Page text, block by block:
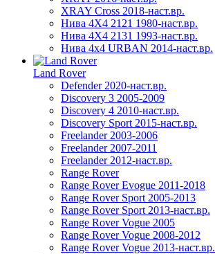
XRAY Cross 2018-наст.вр.
Нива 4X4 2121 1980-наст.вр.
Нива 4X4 2131 1993-наст.вр.
Нива 4х4 URBAN 2014-наст.вр.
Land Rover
Defender 2020-наст.вр.
Discovery 3 2005-2009
Discovery 4 2010-наст.вр.
Discovery Sport 2015-наст.вр.
Freelander 2003-2006
Freelander 2007-2011
Freelander 2012-наст.вр.
Range Rover
Range Rover Evogue 2011-2018
Range Rover Sport 2005-2013
Range Rover Sport 2013-наст.вр.
Range Rover Vogue 2005
Range Rover Vogue 2008-2012
Range Rover Vogue 2013-наст.вр.